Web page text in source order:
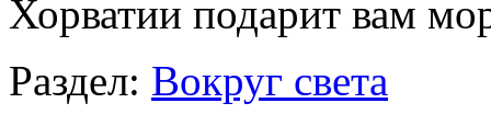
Хорватии подарит вам
Раздел: Вокруг света